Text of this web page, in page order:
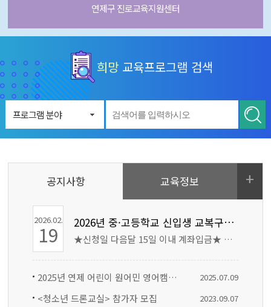
연제구 진로교육지원센터
희망교육프로그램 검색
프로그램 분야
공지사항
2026년 중·고등학교 신입생 교복구입비 지원금 신청 안내
★신청일 다음달 15일 이내 계좌입금★ ★신청일 다음달 15일 이내 계좌입금★ ▣ 2026년 중·고등학교 신입생 교복구입비 지원금 신청 안내 ❍ 지원대상: 2026. 03. 01. 현재 연제구 주민등록자로, 교복을 입는 고등학교 및 타 시·도 소재 중학교 신입생(대안교육기관 포함) ❍ 지 급 액: 1인 30만원(동·하복 포함) ❍ 지급방법: 개인별 계좌입금 ❍ 신청기간: 2026. 03. 03.(화)~12. 11.(금) ❍ 접 수 처: (학교 협조시)입학 학교 단체 신청 희망교육지원센터 홈페이지(www.yeonje.go.kr/happyedu) 주소지 동 행정복지센터, 연제구청 평생교육과 ❍ 구비서류: 신청서, 재학증명서(부산시 내 고등학교 입학시 불필요, 단 추가 요청시 제출), 신청인 신분증(방문 신청시) ❍ 문 의: 연제구 평생교육과 ☎665-5505 ★신청일 다음달 15일 이내 계좌입금★ ★신청일 다음달 15일 이내 계좌입금★
2026.02.
19
2025년 연제 어린이 원어민 영어캠프 참가자 모집 안내 2025.07.09
<청소년 드론교실> 참가자 모집 2023.09.07
교육정보